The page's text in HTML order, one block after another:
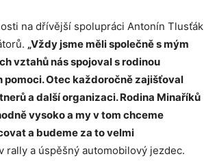
na dřívější spolupráci Antonín Tlusťák
„Vždy jsme měli společně s mým
vztahů nás spojoval s rodinou
Otec každoročně zajišťoval
a další organizaci. Rodina Minaříků
vysoko a my v tom chceme
a budeme za to velmi
rally a úspěšný automobilový jezdec.